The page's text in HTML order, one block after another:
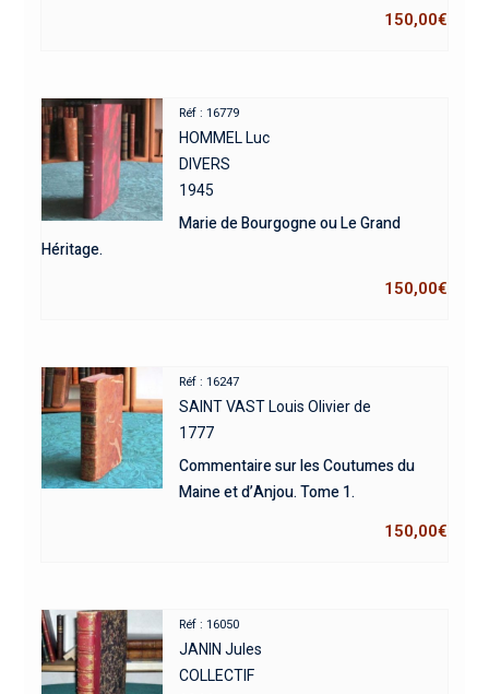
150,00€
Réf : 16779
HOMMEL Luc
DIVERS
1945
Marie de Bourgogne ou Le Grand
Héritage.
150,00€
Réf : 16247
SAINT VAST Louis Olivier de
1777
Commentaire sur les Coutumes du
Maine et d’Anjou. Tome 1.
150,00€
Réf : 16050
JANIN Jules
COLLECTIF